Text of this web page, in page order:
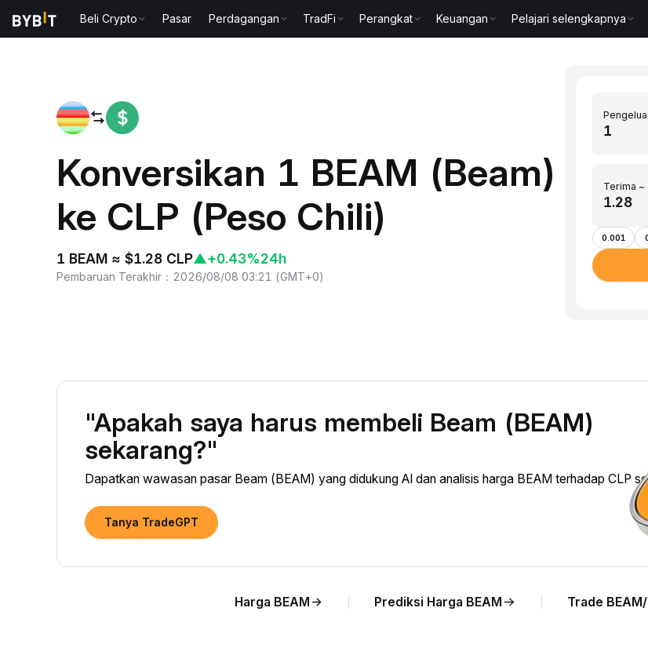
Beli Crypto Pasar Perdagangan TradFi Perangkat Keuangan Pelajari selengkapnya
Konversikan 1 BEAM (Beam)
ke CLP (Peso Chili)
1 BEAM ≈ $1.28 CLP▲+0.43%24h
Pembaruan Terakhir ： 2026/08/08 03:21 (GMT+0)
Terima ~
0.001
"Apakah saya harus membeli Beam (BEAM)
sekarang?"
Dapatkan wawasan pasar Beam (BEAM) yang didukung AI dan analisis harga BEAM terhadap CLP
Tanya TradeGPT
Harga BEAM Prediksi Harga BEAM Trade BEAM/